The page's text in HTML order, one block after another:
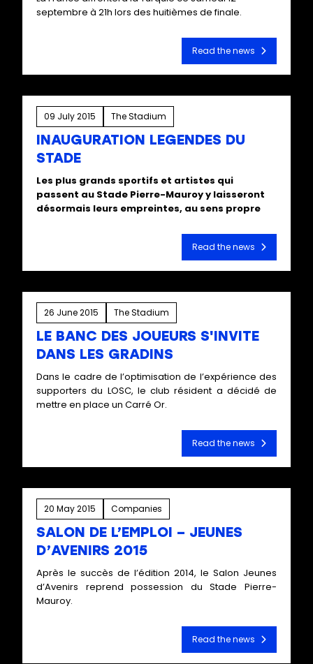
septembre à 21h lors des huitièmes de finale.
Read the news
09 July 2015 The Stadium
INAUGURATION LEGENDES DU
STADE
Les plus grands sportifs et artistes qui
passent au Stade Pierre-Mauroy y laisseront
désormais leurs empreintes, au sens propre
Read the news
26 June 2015 The Stadium
LE BANC DES JOUEURS S'INVITE
DANS LES GRADINS
Dans le cadre de l’optimisation de l’expérience des
supporters du LOSC, le club résident a décidé de
mettre en place un Carré Or.
Read the news
20 May 2015 Companies
SALON DE L’EMPLOI – JEUNES
D’AVENIRS 2015
Après le succès de l’édition 2014, le Salon Jeunes
d’Avenirs reprend possession du Stade Pierre-
Mauroy.
Read the news